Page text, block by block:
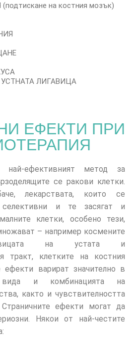
на костния мозък)
УСТНАТА ЛИГАВИЦА
ЕФЕКТИ ПРИ
най-ефективният метод за
се ракови клетки.
лекарствата, които се
и те засягат и
клетки, особено тези,
– например космените
на устата и
тракт, клетките на костния
ефекти варират значително в
и комбинацията на
както и чувствителността
ефекти могат да
Някои от най-честите